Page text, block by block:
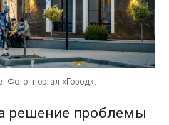
портал «Город».
решение проблемы